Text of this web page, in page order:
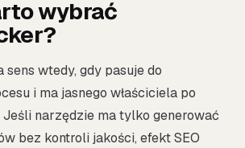
wybrać
sens wtedy, gdy pasuje do
i ma jasnego właściciela po
Jeśli narzędzie ma tylko generować
bez kontroli jakości, efekt SEO